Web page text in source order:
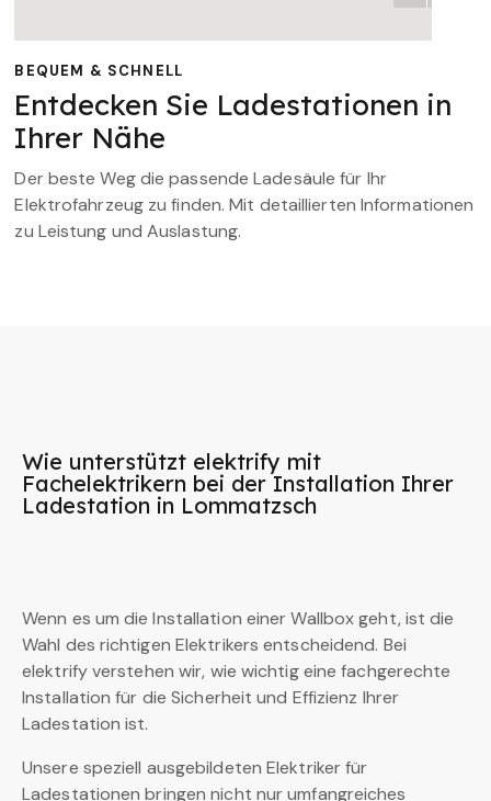
BEQUEM & SCHNELL
Entdecken Sie Ladestationen in
Ihrer Nähe
Der beste Weg die passende Ladesäule für Ihr
Elektrofahrzeug zu finden. Mit detaillierten Informationen
zu Leistung und Auslastung.
Wie unterstützt elektrify mit
Fachelektrikern bei der Installation Ihrer
Ladestation in Lommatzsch
Wenn es um die Installation einer Wallbox geht, ist die
Wahl des richtigen Elektrikers entscheidend. Bei
elektrify verstehen wir, wie wichtig eine fachgerechte
Installation für die Sicherheit und Effizienz Ihrer
Ladestation ist.
Unsere speziell ausgebildeten Elektriker für
Ladestationen bringen nicht nur umfangreiches